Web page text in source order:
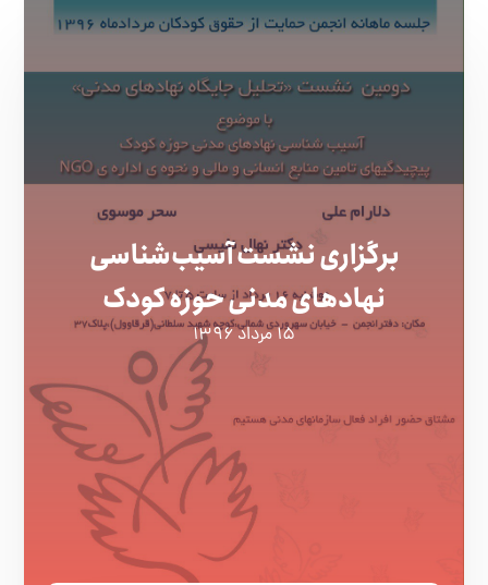
برگزاری نشست آسیب‌شناسی
نهادهای مدنی حوزه کودک
۱۵ مرداد ۱۳۹۶